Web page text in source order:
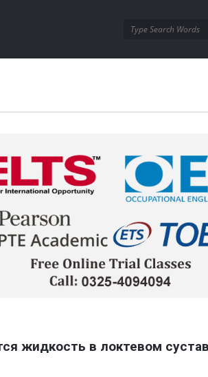
жидкость в локтевом